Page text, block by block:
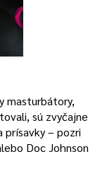
masturbátory,
sú zvyčajne
prísavky – pozri
Doc Johnson